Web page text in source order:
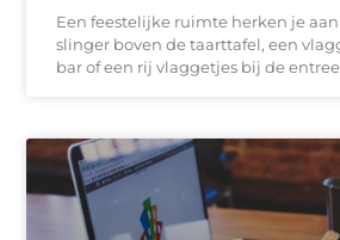
Een feestelijke ruimte herken je
slinger boven de taarttafel, een
bar of een rij vlaggetjes bij de entree